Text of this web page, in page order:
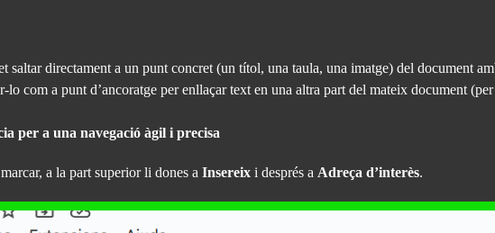
saltar directament a un punt concret (un títol, una taula, una imatge) del document
lo com a punt d’ancoratge per enllaçar text en una altra part del mateix document
per a una navegació àgil i precisa
a la part superior li dones a Insereix i després a Adreça d’interès.